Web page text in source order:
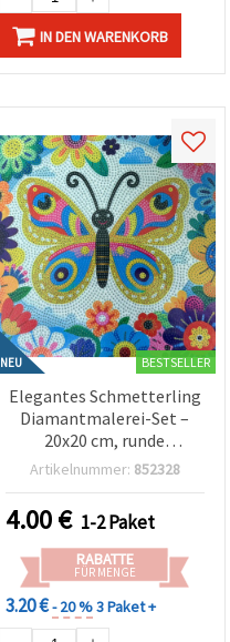
IN DEN WARENKORB
NEU BESTSELLER
Elegantes Schmetterling
Diamantmalerei-Set –
20x20 cm, runde
Steinchen, Teilbild
Artikelnummer: 852328
4.00€ 1-2 Paket
RABATTE
FÜR MENGE
3.20 €- 20 %3 Paket +